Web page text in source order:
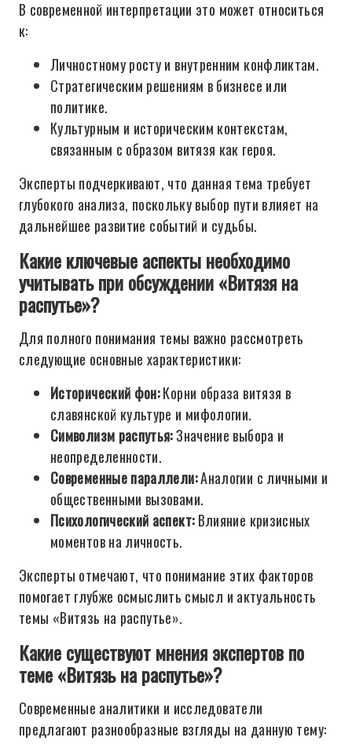
В современной интерпретации это может относиться
к:
Личностному росту и внутренним конфликтам.
Стратегическим решениям в бизнесе или
политике.
Культурным и историческим контекстам,
связанным с образом витязя как героя.
Эксперты подчеркивают, что данная тема требует
глубокого анализа, поскольку выбор пути влияет на
дальнейшее развитие событий и судьбы.
Какие ключевые аспекты необходимо
учитывать при обсуждении «Витязя на
распутье»?
Для полного понимания темы важно рассмотреть
следующие основные характеристики:
Исторический фон:Корни образа витязя в
славянской культуре и мифологии.
Символизм распутья:Значение выбора и
неопределенности.
Современные параллели:Аналогии с личными и
общественными вызовами.
Психологический аспект:Влияние кризисных
моментов на личность.
Эксперты отмечают, что понимание этих факторов
помогает глубже осмыслить смысл и актуальность
темы «Витязь на распутье».
Какие существуют мнения экспертов по
теме «Витязь на распутье»?
Современные аналитики и исследователи
предлагают разнообразные взгляды на данную тему: